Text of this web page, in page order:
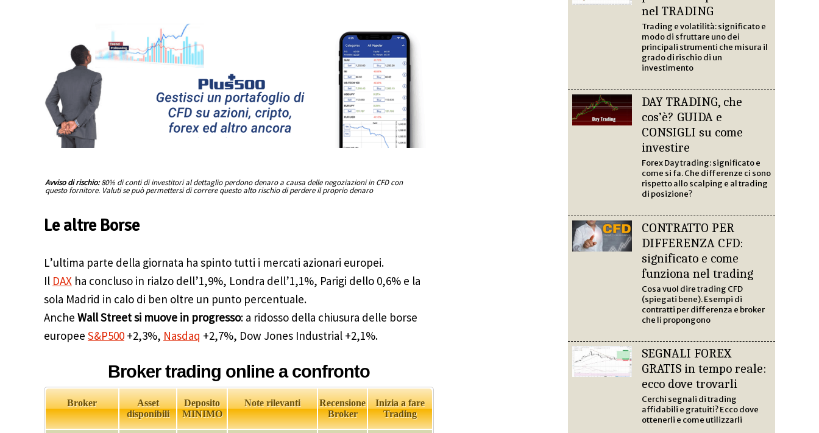
Avviso di rischio:80% di conti di investitori al dettaglio perdono denaro a causa delle negoziazioni in CFD con
questo fornitore. Valuti se può permettersi di correre questo alto rischio di perdere il proprio denaro
Le altre Borse
L’ultima parte della giornata ha spinto tutti i mercati azionari europei.
Il DAX ha concluso in rialzo dell’1,9%, Londra dell’1,1%, Parigi dello 0,6% e la
sola Madrid in calo di ben oltre un punto percentuale.
Anche Wall Street si muove in progresso: a ridosso della chiusura delle borse
europee S&P500 +2,3%, Nasdaq +2,7%, Dow Jones Industrial +2,1%.
Broker trading online a confronto
Broker
Asset
disponibili
Deposito
MINIMO
Note rilevanti
Recensione
Broker
Inizia a fare
Trading
nel TRADING
Trading e volatilità: significato e
modo di sfruttare uno dei
principali strumenti che misura il
grado di rischio di un
investimento
DAY TRADING, che
cos’è? GUIDA e
CONSIGLI su come
investire
Forex Day trading: significato e
come si fa. Che differenze ci sono
rispetto allo scalping e al trading
di posizione?
CONTRATTO PER
DIFFERENZA CFD:
significato e come
funziona nel trading
Cosa vuol dire trading CFD
(spiegati bene). Esempi di
contratti per differenza e broker
che li propongono
SEGNALI FOREX
GRATIS in tempo reale:
ecco dove trovarli
Cerchi segnali di trading
affidabili e gratuiti? Ecco dove
ottenerli e come utilizzarli